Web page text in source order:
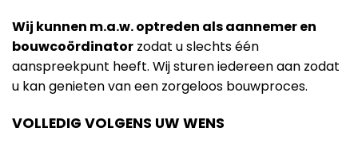
Wij kunnen m.a.w. optreden als aannemer en
bouwcoördinator zodat u slechts één
aanspreekpunt heeft. Wij sturen iedereen aan zodat
u kan genieten van een zorgeloos bouwproces.
VOLLEDIG VOLGENS UW WENS